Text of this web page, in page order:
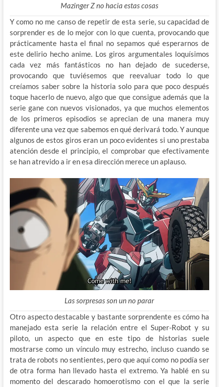
Mazinger Z no hacia estas cosas
Y como no me canso de repetir de esta serie, su capacidad de
sorprender es de lo mejor con lo que cuenta, provocando que
prácticamente hasta el final no sepamos qué esperarnos de
este delirio hecho anime. Los giros argumentales loquísimos
cada vez más fantásticos no han dejado de sucederse,
provocando que tuviésemos que reevaluar todo lo que
creíamos saber sobre la historia solo para que poco después
toque hacerlo de nuevo, algo que que consigue además que la
serie gane con nuevos visionados, ya que muchos elementos
de los primeros episodios se aprecian de una manera muy
diferente una vez que sabemos en qué derivará todo. Y aunque
algunos de estos giros eran un poco evidentes si uno prestaba
atención desde el principio, el comprobar que efectivamente
se han atrevido a ir en esa dirección merece un aplauso.
Las sorpresas son un no parar
Otro aspecto destacable y bastante sorprendente es cómo ha
manejado esta serie la relación entre el Super-Robot y su
piloto, un aspecto que en este tipo de historias suele
mostrarse como un vínculo muy estrecho, incluso cuando se
trata de robots no sentientes, pero que aquí como no podía ser
de otra forma han llevado hasta el extremo. Ya hablé en su
momento del descarado homoerotismo con el que la serie